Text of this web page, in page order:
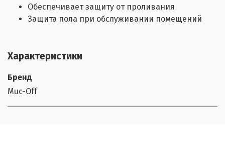
Обеспечивает защиту от проливания
Защита пола при обслуживании помещений
Характеристики
Бренд
Muc-Off